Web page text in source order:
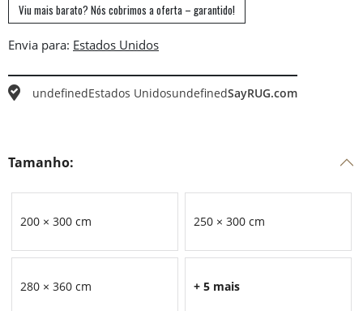
Viu mais barato? Nós cobrimos a oferta – garantido!
Envia para:
undefinedEstados UnidosundefinedSayRUG.com
Tamanho:
200 × 300 cm 250 × 300 cm
280 × 360 cm + 5 mais